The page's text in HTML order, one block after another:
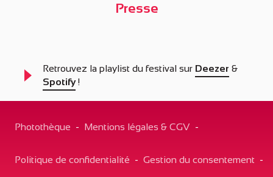
Presse
Retrouvez la playlist du festival sur Deezer &
Spotify!
Photothèque - Mentions légales & CGV -
Politique de confidentialité - Gestion du consentement -